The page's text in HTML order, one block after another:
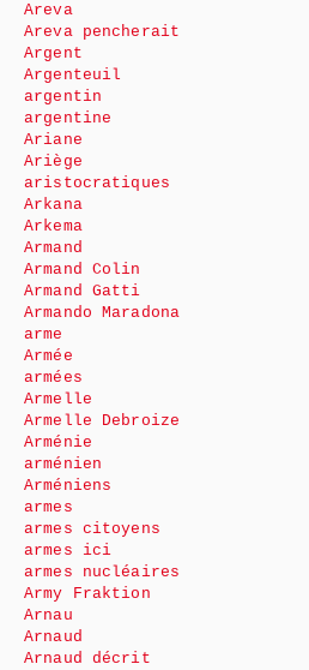
Areva
Areva pencherait
Argent
Argenteuil
argentin
argentine
Ariane
Ariège
aristocratiques
Arkana
Arkema
Armand
Armand Colin
Armand Gatti
Armando Maradona
arme
Armée
armées
Armelle
Armelle Debroize
Arménie
arménien
Arméniens
armes
armes citoyens
armes ici
armes nucléaires
Army Fraktion
Arnau
Arnaud
Arnaud décrit